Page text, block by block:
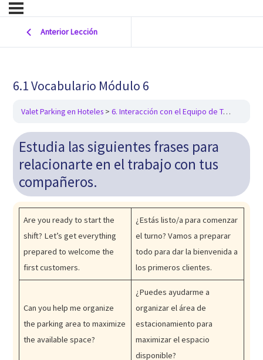
Anterior Lección
6.1 Vocabulario Módulo 6
Valet Parking en Hoteles 6. Interacción con el Equipo de Trabajo
Estudia las siguientes frases para
relacionarte en el trabajo con tus
compañeros.
Are you ready to start the
shift? Let’s get everything
prepared to welcome the
first customers.
¿Estás listo/a para comenzar
el turno? Vamos a preparar
todo para dar la bienvenida a
los primeros clientes.
Can you help me organize
the parking area to maximize
the available space?
¿Puedes ayudarme a
organizar el área de
estacionamiento para
maximizar el espacio
disponible?